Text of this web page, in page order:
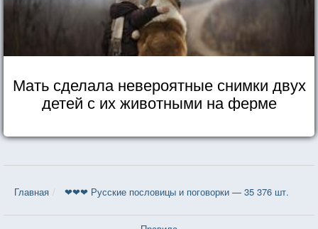
Мать сделала невероятные снимки двух
детей с их животными на ферме
Главная ❤❤❤ Русские пословицы и поговорки — 35 376 шт.